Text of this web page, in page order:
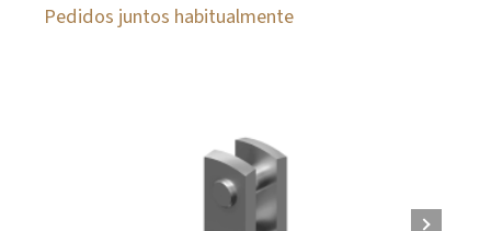
Pedidos juntos habitualmente